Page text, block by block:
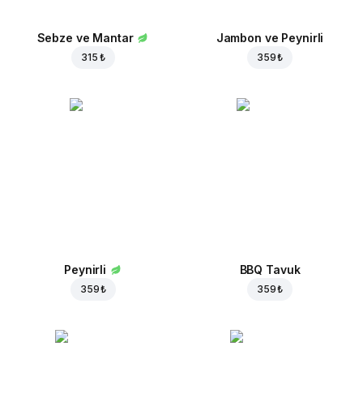
Sebze ve Mantar
315 ₺
Jambon ve Peynirli
359 ₺
Peynirli
359 ₺
BBQ Tavuk
359 ₺